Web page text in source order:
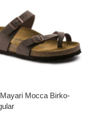
Mocca Birko-